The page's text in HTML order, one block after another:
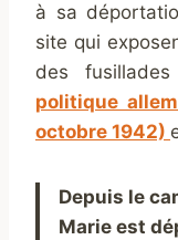
à sa
site qui
des
politique
octobre 1942)
Depuis le
Marie est